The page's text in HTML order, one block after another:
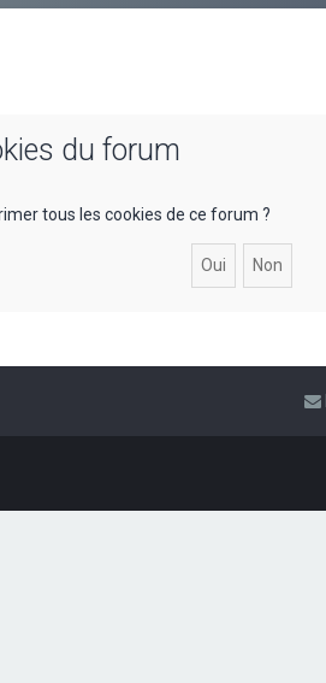
du forum
tous les cookies de ce forum ?